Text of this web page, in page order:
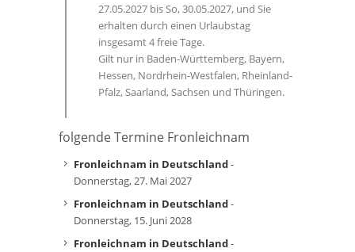
27.05.2027 bis So, 30.05.2027, und Sie
erhalten durch einen Urlaubstag
insgesamt 4 freie Tage.
Gilt nur in Baden-Württemberg, Bayern,
Hessen, Nordrhein-Westfalen, Rheinland-
Pfalz, Saarland, Sachsen und Thüringen.
folgende Termine Fronleichnam
Fronleichnam in Deutschland-
Donnerstag, 27. Mai 2027
Fronleichnam in Deutschland-
Donnerstag, 15. Juni 2028
Fronleichnam in Deutschland-